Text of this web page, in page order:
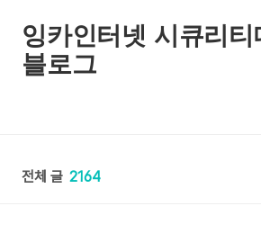
잉카인터넷 시큐리티
블로그
전체 글 2164